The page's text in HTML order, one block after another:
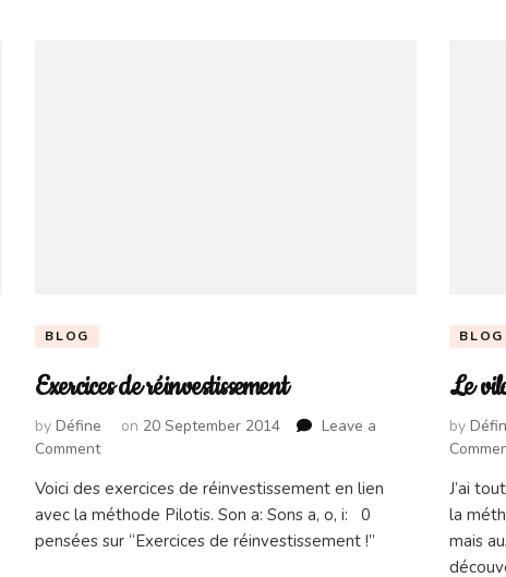
BLOG
Exercices de réinvestissement
by Défine on 20 September 2014
Leave a
Commenton
de
réinvestissement
Voici des exercices de réinvestissement en lien
avec la méthode Pilotis. Son a: Sons a, o, i: 0
pensées sur “Exercices de réinvestissement !”
BLOG
Le
by
J’ai
la
mais